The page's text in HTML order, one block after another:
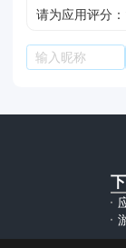
请为应用评分：